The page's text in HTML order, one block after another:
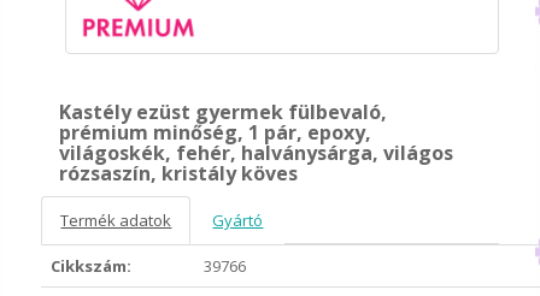
Kastély ezüst gyermek fülbevaló,
prémium minőség, 1 pár, epoxy,
világoskék, fehér, halványsárga, világos
rózsaszín, kristály köves
Termék adatok Gyártó
Cikkszám:
39766